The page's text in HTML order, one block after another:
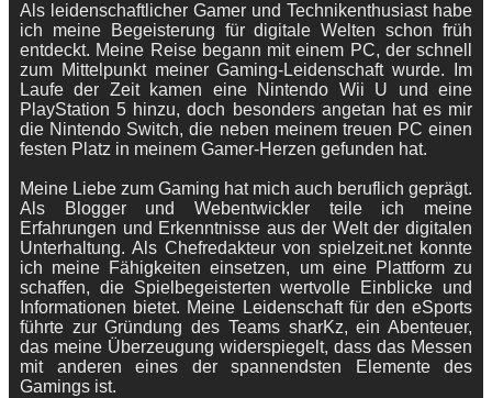
Als leidenschaftlicher Gamer und Technikenthusiast habe
ich meine Begeisterung für digitale Welten schon früh
entdeckt. Meine Reise begann mit einem PC, der schnell
zum Mittelpunkt meiner Gaming-Leidenschaft wurde. Im
Laufe der Zeit kamen eine Nintendo Wii U und eine
PlayStation 5 hinzu, doch besonders angetan hat es mir
die Nintendo Switch, die neben meinem treuen PC einen
festen Platz in meinem Gamer-Herzen gefunden hat.
Meine Liebe zum Gaming hat mich auch beruflich geprägt.
Als Blogger und Webentwickler teile ich meine
Erfahrungen und Erkenntnisse aus der Welt der digitalen
Unterhaltung. Als Chefredakteur von spielzeit.net konnte
ich meine Fähigkeiten einsetzen, um eine Plattform zu
schaffen, die Spielbegeisterten wertvolle Einblicke und
Informationen bietet. Meine Leidenschaft für den eSports
führte zur Gründung des Teams sharKz, ein Abenteuer,
das meine Überzeugung widerspiegelt, dass das Messen
mit anderen eines der spannendsten Elemente des
Gamings ist.